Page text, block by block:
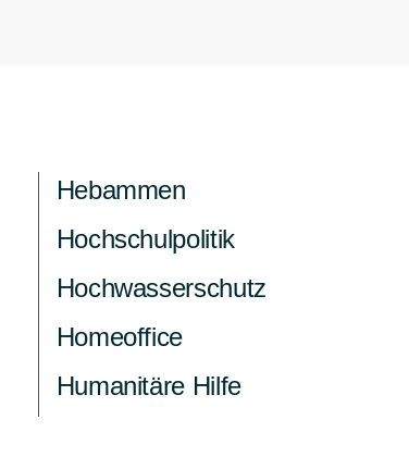
Hebammen
Hochschulpolitik
Hochwasserschutz
Homeoffice
Humanitäre Hilfe